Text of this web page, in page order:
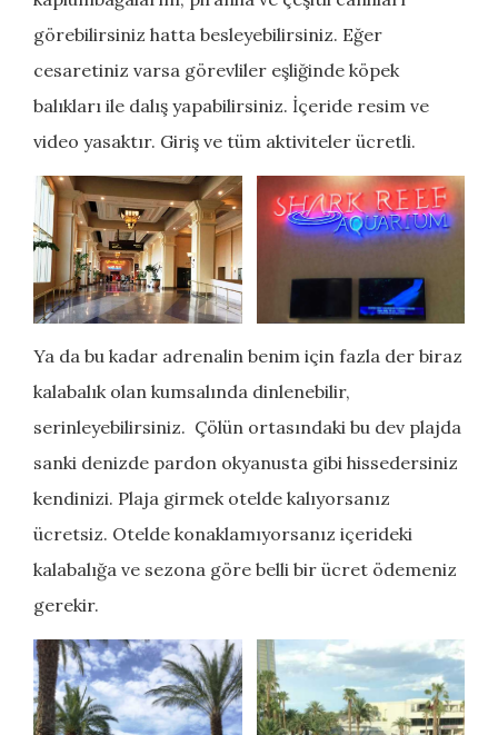
görebilirsiniz hatta besleyebilirsiniz. Eğer
cesaretiniz varsa görevliler eşliğinde köpek
balıkları ile dalış yapabilirsiniz. İçeride resim ve
video yasaktır. Giriş ve tüm aktiviteler ücretli.
Ya da bu kadar adrenalin benim için fazla der biraz
kalabalık olan kumsalında dinlenebilir,
serinleyebilirsiniz. Çölün ortasındaki bu dev plajda
sanki denizde pardon okyanusta gibi hissedersiniz
kendinizi. Plaja girmek otelde kalıyorsanız
ücretsiz. Otelde konaklamıyorsanız içerideki
kalabalığa ve sezona göre belli bir ücret ödemeniz
gerekir.